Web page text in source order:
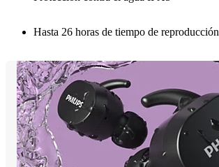
Hasta 26 horas de tiempo de reproducción